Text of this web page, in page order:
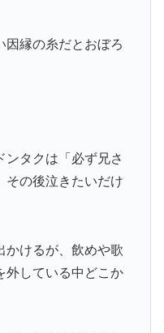
因縁の糸だとおぼろ
ンタクは「必ず兄さ
その後泣きたいだけ
かけるが、飲めや歌
外している中どこか